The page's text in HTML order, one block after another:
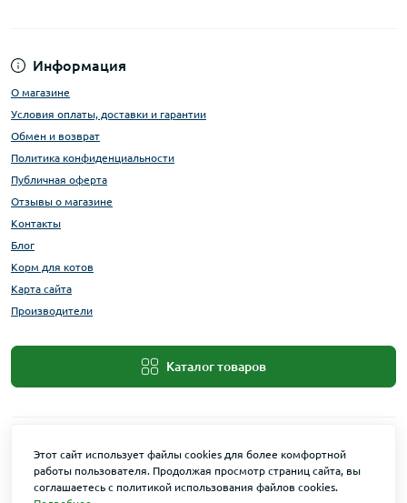
Информация
О магазине
Условия оплаты, доставки и гарантии
Обмен и возврат
Политика конфиденциальности
Публичная оферта
Отзывы о магазине
Контакты
Блог
Корм для котов
Карта сайта
Производители
Каталог товаров
Этот сайт использует файлы cookies для более комфортной
работы пользователя. Продолжая просмотр страниц сайта, вы
соглашаетесь с политикой использования файлов cookies.